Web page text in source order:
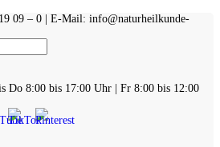
09 – 0 | E-Mail: info@naturheilkunde-
Do 8:00 bis 17:00 Uhr | Fr 8:00 bis 12:00